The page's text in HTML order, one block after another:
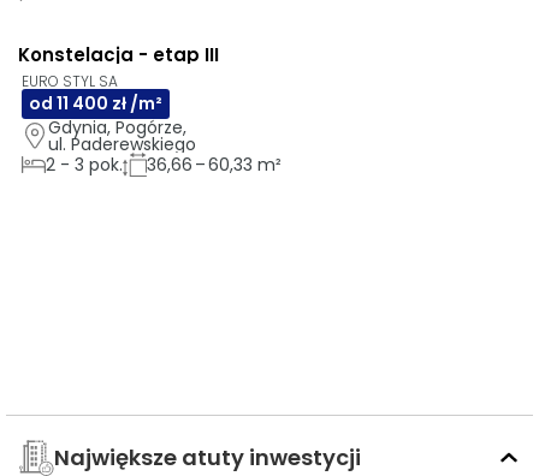
Konstelacja - etap III
EURO STYL SA
od 11 400 zł /m²
Gdynia, Pogórze,
ul. Paderewskiego
2 - 3 pok. 36,66 – 60,33 m²
Największe atuty inwestycji